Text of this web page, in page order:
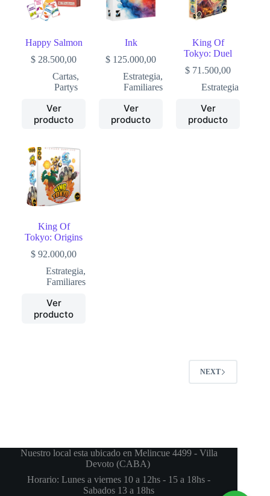
Happy Salmon
$ 28.500,00
Cartas,
Partys
Ver
producto
Ink
$ 125.000,00
Estrategia,
Familiares
Ver
producto
King Of
Tokyo: Duel
$ 71.500,00
Estrategia
Ver
producto
King Of
Tokyo: Origins
$ 92.000,00
Estrategia,
Familiares
Ver
producto
NEXT
Nuestro local esta ubicado en Melincue 4499 - Villa
Devoto (CABA)
Horario: Lunes a viernes 10 a 12hs - 15 a 18hs -
Sabados 13 a 18hs